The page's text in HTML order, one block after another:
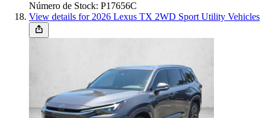
Número de Stock: P17656C
View details for 2026 Lexus TX 2WD Sport Utility Vehicles